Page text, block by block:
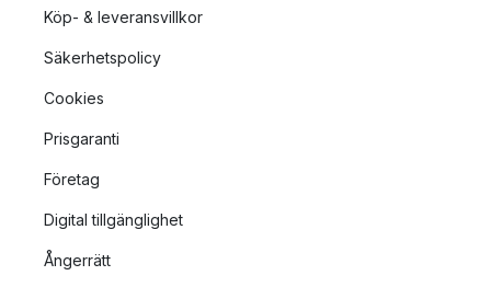
Köp- & leveransvillkor
Säkerhetspolicy
Cookies
Prisgaranti
Företag
Digital tillgänglighet
Ångerrätt